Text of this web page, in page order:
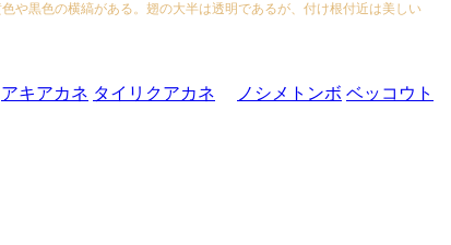
や黒色の横縞がある。翅の大半は透明であるが、付け根付近は美しい
アキアカネ タイリクアカネ ノシメトンボ ベッコウト